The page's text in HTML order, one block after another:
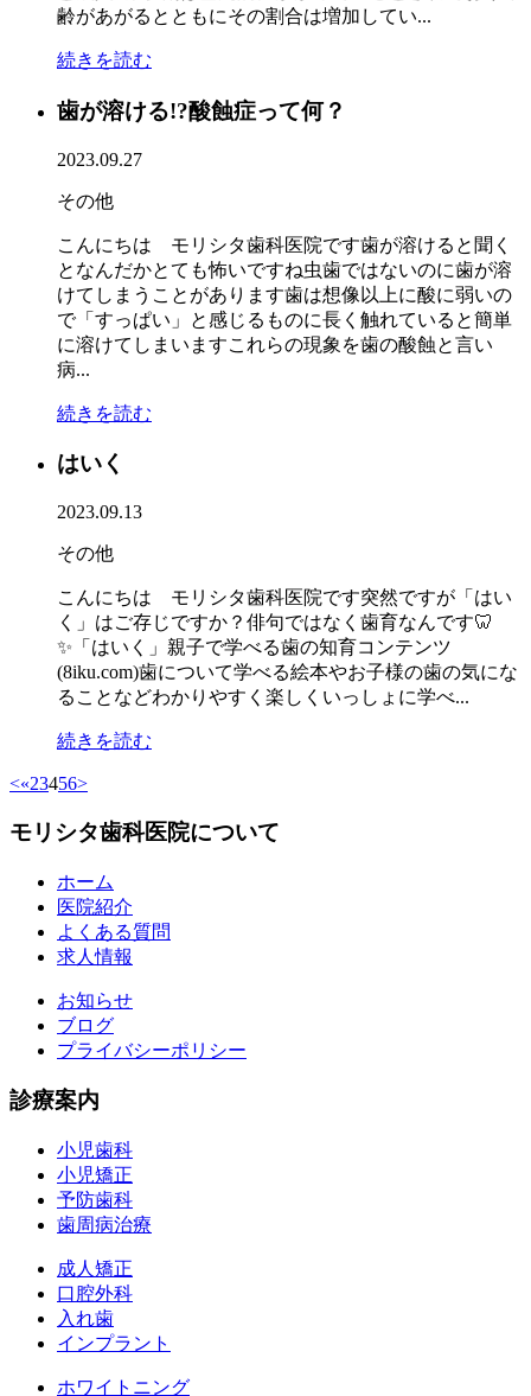
齢があがるとともにその割合は増加してい...
続きを読む
歯が溶ける!?酸蝕症って何？
2023.09.27
その他
こんにちは モリシタ歯科医院です歯が溶けると聞く
となんだかとても怖いですね虫歯ではないのに歯が溶
けてしまうことがあります歯は想像以上に酸に弱いの
で「すっぱい」と感じるものに長く触れていると簡単
に溶けてしまいますこれらの現象を歯の酸蝕と言い
病...
続きを読む
はいく
2023.09.13
その他
こんにちは モリシタ歯科医院です突然ですが「はい
く」はご存じですか？俳句ではなく歯育なんです🦷
✨「はいく」親子で学べる歯の知育コンテンツ
(8iku.com)歯について学べる絵本やお子様の歯の気にな
ることなどわかりやすく楽しくいっしょに学べ...
続きを読む
<«23456>
モリシタ歯科医院について
ホーム
医院紹介
よくある質問
求人情報
お知らせ
ブログ
プライバシーポリシー
診療案内
小児歯科
小児矯正
予防歯科
歯周病治療
成人矯正
口腔外科
入れ歯
インプラント
ホワイトニング